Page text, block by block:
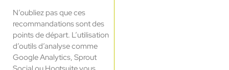
N’oubliez pas que ces
recommandations sont des
points de départ. L’utilisation
d’outils d’analyse comme
Google Analytics, Sprout